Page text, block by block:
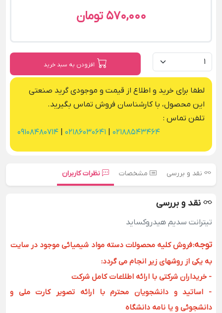
570,000 تومان
افزودن به سبد خرید
لطفا برای خرید و اطلاع از قیمت و موجودی گرید صنعتی
این محصول، با کارشناسان فروش تماس بگیرید.
تلفن تماس :
02188543464
02186030641
09108480714
نقد و بررسی مشخصات نظرات کاربران
نقد و بررسی
تیترانت سدیم هیدروکساید
توجه:فروش کلیه محصولات دسته مواد شیمیائی موجود در سایت
به یکی از روشهای زیر انجام می گردد:
- خریداران شرکتی با ارائه اطلاعات کامل شرکت
- اساتید و دانشجویان محترم با ارائه تصویر کارت ملی و
دانشجوئی و یا نامه دانشگاه